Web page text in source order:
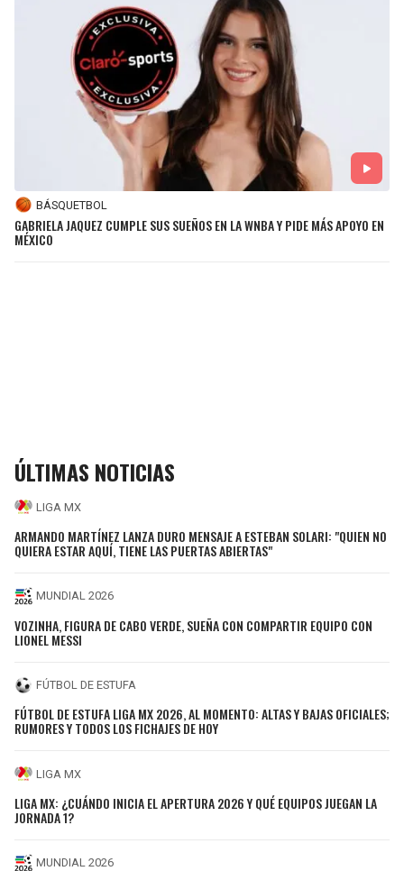
BÁSQUETBOL
GABRIELA JAQUEZ CUMPLE SUS SUEÑOS EN LA WNBA Y PIDE MÁS APOYO EN
MÉXICO
ÚLTIMAS NOTICIAS
LIGA MX
ARMANDO MARTÍNEZ LANZA DURO MENSAJE A ESTEBAN SOLARI: "QUIEN NO
QUIERA ESTAR AQUÍ, TIENE LAS PUERTAS ABIERTAS"
MUNDIAL 2026
VOZINHA, FIGURA DE CABO VERDE, SUEÑA CON COMPARTIR EQUIPO CON
LIONEL MESSI
FÚTBOL DE ESTUFA
FÚTBOL DE ESTUFA LIGA MX 2026, AL MOMENTO: ALTAS Y BAJAS OFICIALES;
RUMORES Y TODOS LOS FICHAJES DE HOY
LIGA MX
LIGA MX: ¿CUÁNDO INICIA EL APERTURA 2026 Y QUÉ EQUIPOS JUEGAN LA
JORNADA 1?
MUNDIAL 2026